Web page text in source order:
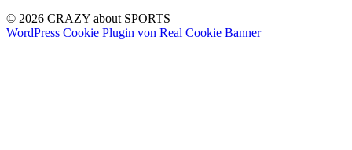
© 2026 CRAZY about SPORTS
WordPress Cookie Plugin von Real Cookie Banner